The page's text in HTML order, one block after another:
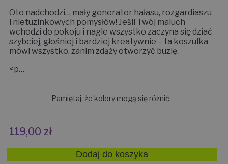
Oto nadchodzi… mały generator hałasu, rozgardiaszu
i nietuzinkowych pomysłów! Jeśli Twój maluch
wchodzi do pokoju i nagle wszystko zaczyna się dziać
szybciej, głośniej i bardziej kreatywnie – ta koszulka
mówi wszystko, zanim zdąży otworzyć buzię.
<p…
Pamiętaj, że kolory mogą się różnić.
119,00 zł
Dodaj do koszyka